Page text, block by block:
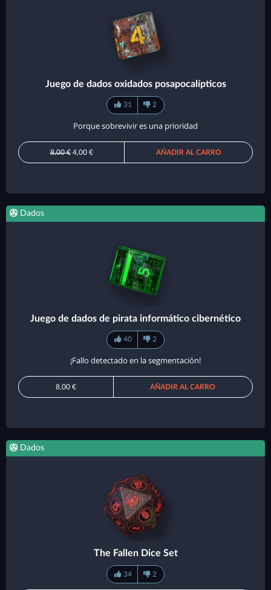
Juego de dados oxidados posapocalípticos
31 2
Porque sobrevivir es una prioridad
8,00 €4,00 € AÑADIR AL CARRO
Dados
Juego de dados de pirata informático cibernético
40 2
¡Fallo detectado en la segmentación!
8,00 € AÑADIR AL CARRO
Dados
The Fallen Dice Set
34 2